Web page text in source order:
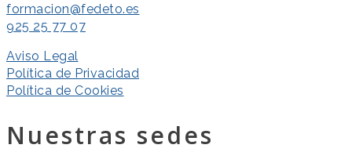
formacion@fedeto.es
925 25 77 07
Aviso Legal
Política de Privacidad
Política de Cookies
Nuestras sedes